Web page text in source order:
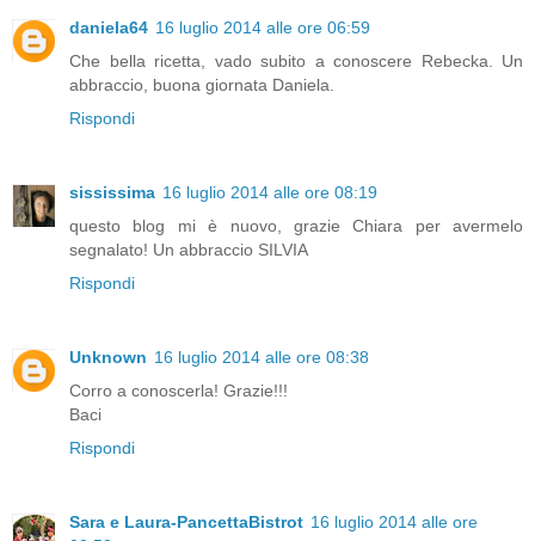
daniela64 16 luglio 2014 alle ore 06:59
Che bella ricetta, vado subito a conoscere Rebecka. Un
abbraccio, buona giornata Daniela.
Rispondi
sississima 16 luglio 2014 alle ore 08:19
questo blog mi è nuovo, grazie Chiara per avermelo
segnalato! Un abbraccio SILVIA
Rispondi
Unknown 16 luglio 2014 alle ore 08:38
Corro a conoscerla! Grazie!!!
Baci
Rispondi
Sara e Laura-PancettaBistrot 16 luglio 2014 alle ore